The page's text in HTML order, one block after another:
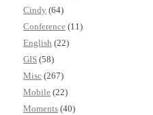
Cindy (64)
Conference (11)
English (22)
GIS (58)
Misc (267)
Mobile (22)
Moments (40)